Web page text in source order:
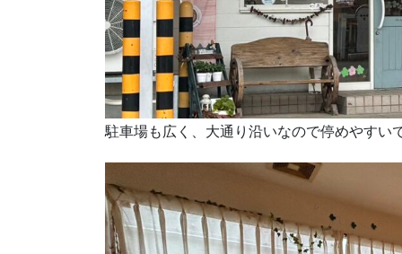
駐車場も広く、大通り沿いなので停めやすい